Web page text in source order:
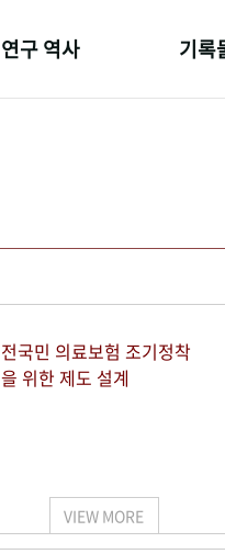
연구 역사 기록
전국민 의료보험 조기정착
을 위한 제도 설계
VIEW MORE